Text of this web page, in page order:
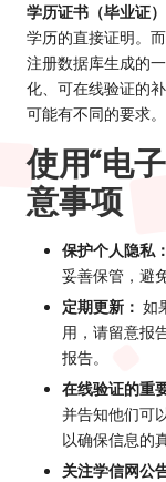
学历证书（毕业证）
学历的直接证明。而
注册数据库生成的
化、可在线验证的
可能有不同的要求。
使用“电
意事项
保护个人隐私：
妥善保管，避
定期更新： 如
用，请留意报
报告。
在线验证的重
并告知他们可
以确保信息的
关注学信网公